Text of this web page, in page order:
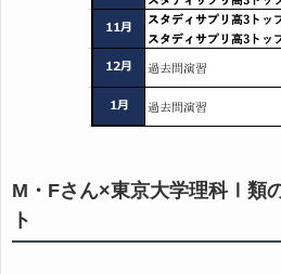
M・Fさん×東京大学理科Ⅰ類
ト